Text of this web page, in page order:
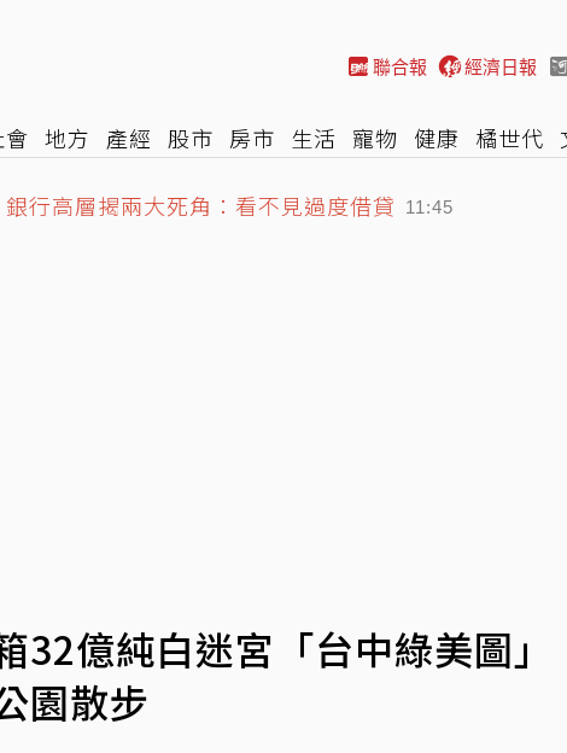
聯合報 經濟日報
地方 產經 股市 房市 生活 寵物 健康 橘世代
行高層揭兩大死角：看不見過度借貸
警鐘 中小企業當心 11:34
32億純白迷宮「台中綠美圖」
園散步